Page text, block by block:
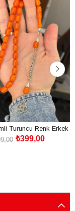
Turuncu Renk Erkek
İçin Tesbih
₺399,00